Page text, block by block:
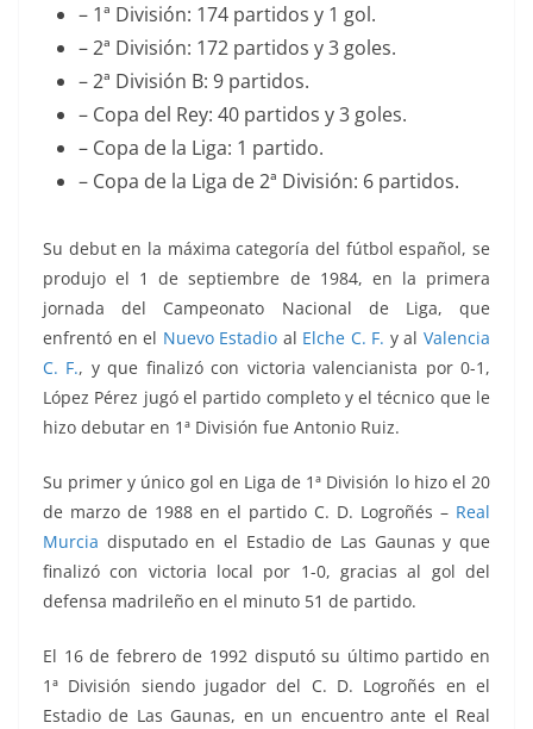
– 1ª División: 174 partidos y 1 gol.
– 2ª División: 172 partidos y 3 goles.
– 2ª División B: 9 partidos.
– Copa del Rey: 40 partidos y 3 goles.
– Copa de la Liga: 1 partido.
– Copa de la Liga de 2ª División: 6 partidos.
Su debut en la máxima categoría del fútbol español, se
produjo el 1 de septiembre de 1984, en la primera
jornada del Campeonato Nacional de Liga, que
enfrentó en el Nuevo Estadio al Elche C. F. y alValencia
C. F., y que finalizó con victoria valencianista por 0-1,
López Pérez jugó el partido completo y el técnico que le
hizo debutar en 1ª División fue Antonio Ruiz.
Su primer y único gol en Liga de 1ª División lo hizo el 20
de marzo de 1988 en el partido C. D. Logroñés – Real
Murcia disputado en el Estadio de Las Gaunas y que
finalizó con victoria local por 1-0, gracias al gol del
defensa madrileño en el minuto 51 de partido.
El 16 de febrero de 1992 disputó su último partido en
1ª División siendo jugador del C. D. Logroñés en el
Estadiode Las Gaunas, en un encuentro ante el Real